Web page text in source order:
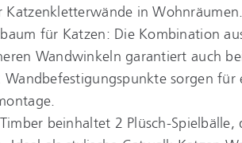
Katzenkletterwände in Wohnräumen.
für Katzen: Die Kombination
Wandwinkeln garantiert auch
sorgen für
beinhaltet 2 Plüsch-Spielbälle,